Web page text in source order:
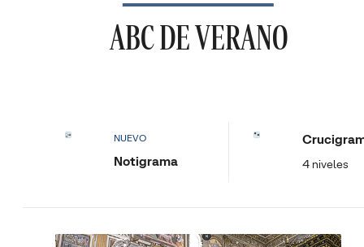
ABC DE VERANO
NUEVO
Notigrama 4 niveles